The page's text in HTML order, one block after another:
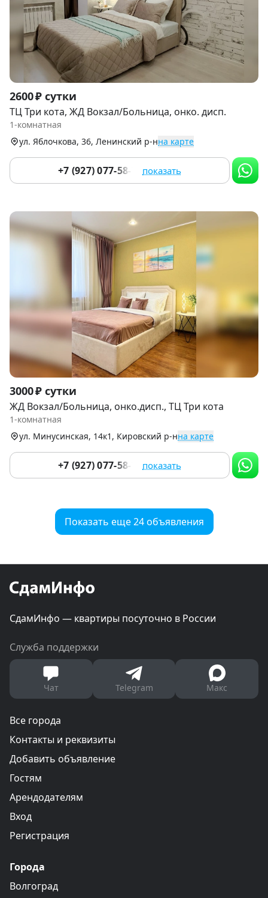
Item
1
of
2600 ₽ сутки
ТЦ Три кота, ЖД Вокзал/Больница, онко. дисп.
1-комнатная
ул. Яблочкова, 36, Ленинский р-нна карте
+7 (927) 077-58-77 показать
Item
1
of
3000 ₽ сутки
ЖД Вокзал/Больница, онко.дисп., ТЦ Три кота
1-комнатная
ул. Минусинская, 14к1, Кировский р-нна карте
+7 (927) 077-58-77 показать
Показать еще 24 объявления
СдамИнфо — квартиры посуточно в России
Служба поддержки
Чат Telegram Макс
Все города
Контакты и реквизиты
Добавить объявление
Гостям
Арендодателям
Вход
Регистрация
Города
Волгоград